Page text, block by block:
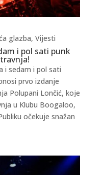
i pol sati punk
glazba, Vijesti
i sedam i pol sati
prvo izdanje
Polupani Lončić, koje
u Klubu Boogaloo,
očekuje snažan